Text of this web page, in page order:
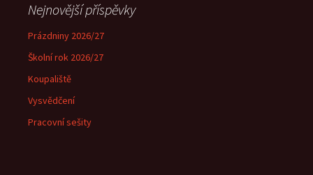
Nejnovější příspěvky
Prázdniny 2026/27
Školní rok 2026/27
Koupaliště
Vysvědčení
Pracovní sešity